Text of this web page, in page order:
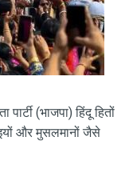
(भाजपा) हिंदू हितों
और मुसलमानों जैसे